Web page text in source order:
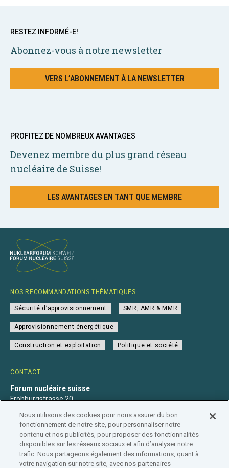
RESTEZ INFORMÉ-E!
Abonnez-vous à notre newsletter
VERS L’ABONNEMENT À LA NEWSLETTER
PROFITEZ DE NOMBREUX AVANTAGES
Devenez membre du plus grand réseau
nucléaire de Suisse!
LES AVANTAGES EN TANT QUE MEMBRE
CONTACT
Forum nucléaire suisse
Frohburgstrasse 20
+41 31 560 36 50
info@nuklearforum.ch
NOS RECOMMANDATIONS THÉMATIQUES
Sécurité d’approvisionnement SMR, AMR & MMR
Approvisionnement énergétique
Construction et exploitation Politique et société
Nous utilisons des cookies pour nous assurer du bon
fonctionnement de notre site, pour personnaliser notre
contenu et nos publicités, pour proposer des fonctionnalités
disponibles sur les réseaux sociaux et afin d’analyser notre
trafic. Nous partageons également des informations, quant à
votre navigation sur notre site, avec nos partenaires